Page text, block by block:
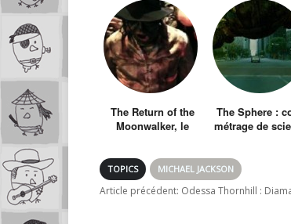
The Return of the
Moonwalker, le
ressuscite
The Sphere :
métrage de
TOPICS MICHAEL JACKSON
Article précédent: Odessa Thornhill :